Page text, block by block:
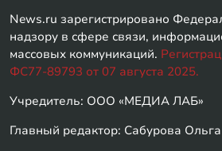
News.ru зарегистрировано
надзору в сфере связи,
массовых коммуникаций.
ФС77-89793 от 07 августа 2025.
Учредитель: ООО «МЕДИА ЛАБ»
Главный редактор: Сабурова